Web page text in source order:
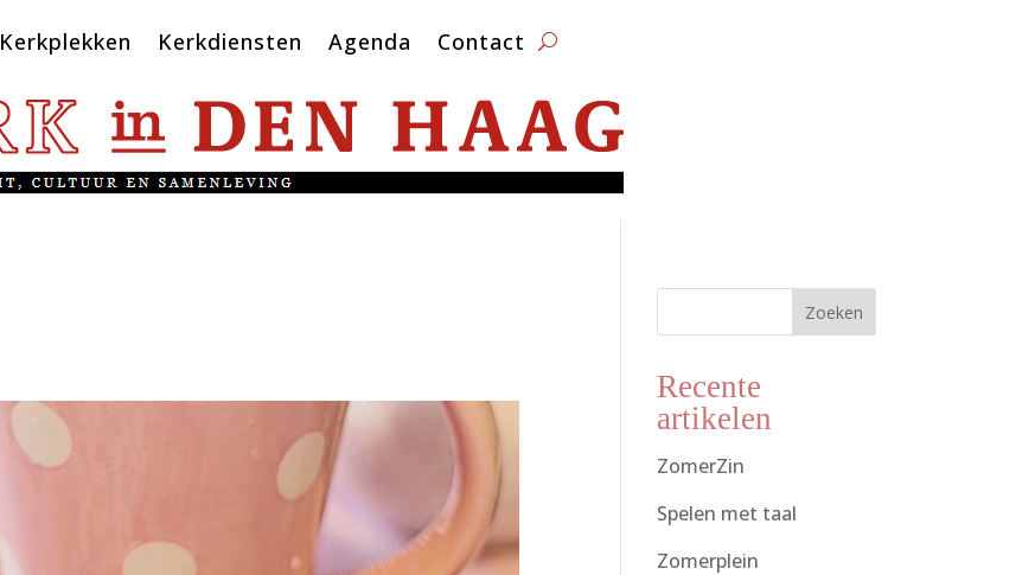
Kerkplekken Kerkdiensten Agenda Contact
Zoeken
Recente
artikelen
ZomerZin
Spelen met taal
Zomerplein